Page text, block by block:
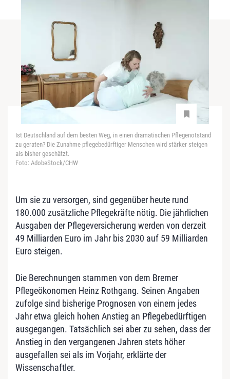
Ist Deutschland auf dem besten Weg, in einen dramatischen Pflegenotstand
zu geraten? Die Zunahme pflegebedürftiger Menschen wird stärker steigen
als bisher geschätzt.
Foto: AdobeStock/CHW
Um sie zu versorgen, sind gegenüber heute rund
180.000 zusätzliche Pflegekräfte nötig. Die jährlichen
Ausgaben der Pflegeversicherung werden von derzeit
49 Milliarden Euro im Jahr bis 2030 auf 59 Milliarden
Euro steigen.
Die Berechnungen stammen von dem Bremer
Pflegeökonomen Heinz Rothgang. Seinen Angaben
zufolge sind bisherige Prognosen von einem jedes
Jahr etwa gleich hohen Anstieg an Pflegebedürftigen
ausgegangen. Tatsächlich sei aber zu sehen, dass der
Anstieg in den vergangenen Jahren stets höher
ausgefallen sei als im Vorjahr, erklärte der
Wissenschaftler.